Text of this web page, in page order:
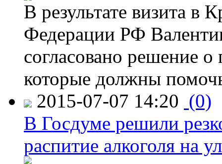
В результате визита в
Федерации РФ
согласовано решение
которые должны
2015-07-07 14:20 (0)
В Госдуме решили
распитие алкоголя на